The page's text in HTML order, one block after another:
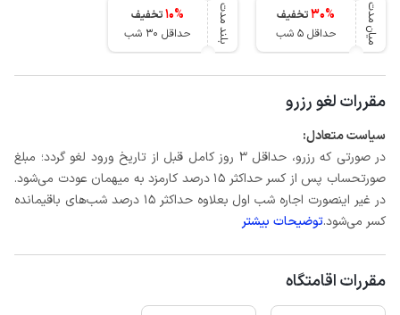
میان مدت 30%
تخفیف
حداقل 5 شب
بلند مدت 10%
تخفیف
حداقل 30 شب
مقررات لغو رزرو
سیاست متعادل:
در صورتی که رزرو، حداقل 3 روز کامل قبل از تاریخ ورود لغو گردد؛ مبلغ
صورتحساب پس از کسر حداکثر 15 درصد کارمزد به میهمان عودت می‌شود.
در غیر اینصورت اجاره شب اول بعلاوه حداکثر 15 درصد شب‌های باقیمانده
کسر می‌شود.توضیحات بیشتر
مقررات اقامتگاه